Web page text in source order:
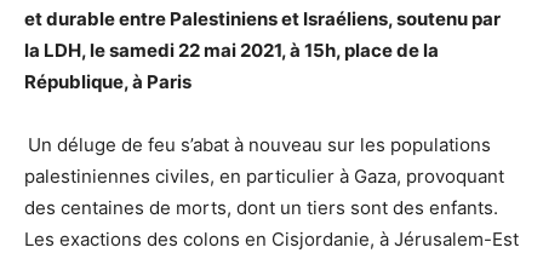
et durable entre Palestiniens et Israéliens, soutenu par
la LDH, le samedi 22 mai 2021, à 15h, place de la
République, à Paris
Un déluge de feu s’abat à nouveau sur les populations
palestiniennes civiles, en particulier à Gaza, provoquant
des centaines de morts, dont un tiers sont des enfants.
Les exactions des colons en Cisjordanie, à Jérusalem-Est